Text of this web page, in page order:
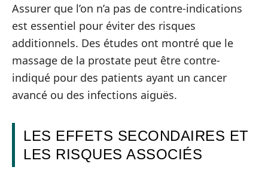
Assurer que l’on n’a pas de contre-indications
est essentiel pour éviter des risques
additionnels. Des études ont montré que le
massage de la prostate peut être contre-
indiqué pour des patients ayant un cancer
avancé ou des infections aiguës.
LES EFFETS SECONDAIRES ET
LES RISQUES ASSOCIÉS